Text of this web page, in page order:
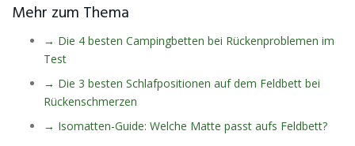
Mehr zum Thema
→ Die 4 besten Campingbetten bei Rückenproblemen im
Test
→ Die 3 besten Schlafpositionen auf dem Feldbett bei
Rückenschmerzen
→ Isomatten-Guide: Welche Matte passt aufs Feldbett?